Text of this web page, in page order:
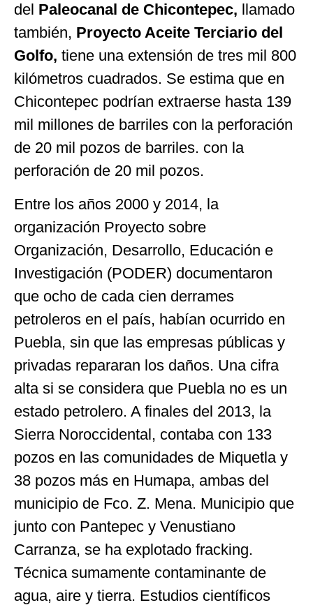
del Paleocanal de Chicontepec, llamado
también, Proyecto Aceite Terciario del
Golfo, tiene una extensión de tres mil 800
kilómetros cuadrados. Se estima que en
Chicontepec podrían extraerse hasta 139
mil millones de barriles con la perforación
de 20 mil pozos de barriles. con la
perforación de 20 mil pozos.
Entre los años 2000 y 2014, la
organización Proyecto sobre
Organización, Desarrollo, Educación e
Investigación (PODER) documentaron
que ocho de cada cien derrames
petroleros en el país, habían ocurrido en
Puebla, sin que las empresas públicas y
privadas repararan los daños. Una cifra
alta si se considera que Puebla no es un
estado petrolero. A finales del 2013, la
Sierra Noroccidental, contaba con 133
pozos en las comunidades de Miquetla y
38 pozos más en Humapa, ambas del
municipio de Fco. Z. Mena. Municipio que
junto con Pantepec y Venustiano
Carranza, se ha explotado fracking.
Técnica sumamente contaminante de
agua, aire y tierra. Estudios científicos